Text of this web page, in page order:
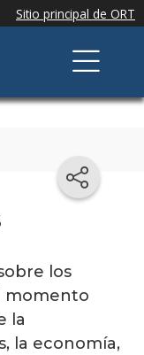
los
momento
la
la economía,